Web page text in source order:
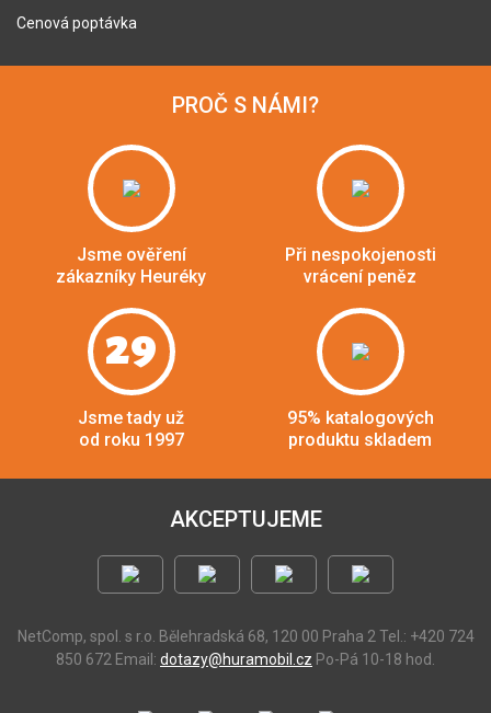
Cenová poptávka
PROČ S NÁMI?
Jsme ověření
zákazníky Heuréky
Při nespokojenosti
vrácení peněz
29
Jsme tady už
od roku 1997
95% katalogových
produktu skladem
AKCEPTUJEME
NetComp, spol. s r.o. Bělehradská 68, 120 00 Praha 2 Tel.: +420 724
850 672 Email: dotazy@huramobil.cz Po-Pá 10-18 hod.